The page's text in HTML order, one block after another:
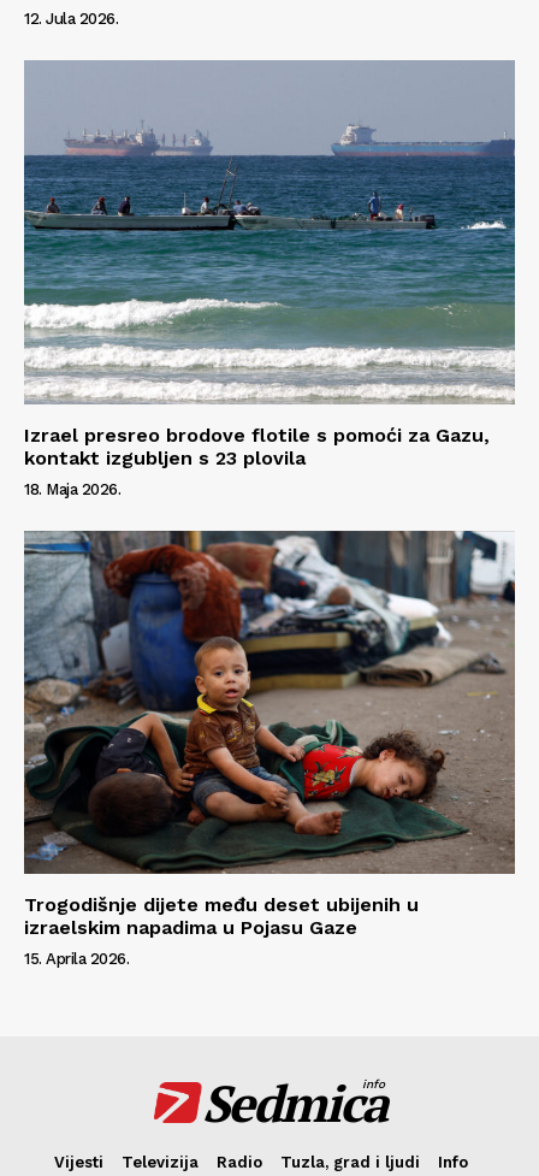
12. Jula 2026.
Izrael presreo brodove flotile s pomoći za Gazu,
kontakt izgubljen s 23 plovila
18. Maja 2026.
Trogodišnje dijete među deset ubijenih u
izraelskim napadima u Pojasu Gaze
15. Aprila 2026.
Sedmica
info
Vijesti Televizija Radio Tuzla, grad i ljudi
Info